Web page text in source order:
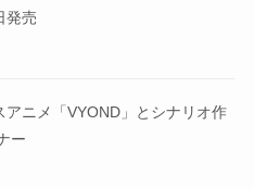
発売
ニメ「VYOND」とシナリオ作
ー